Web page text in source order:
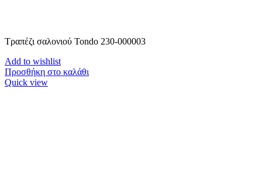
Τραπέζι σαλονιού Tondo 230-000003
Add to wishlist
Προσθήκη στο καλάθι
Quick view